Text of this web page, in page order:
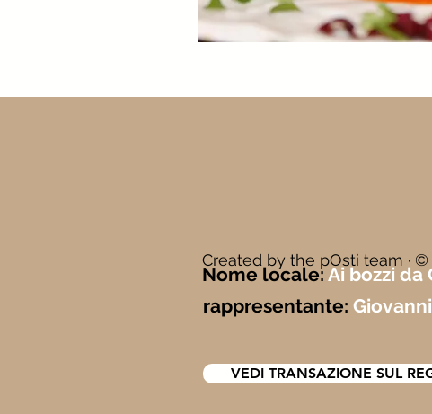
Nome locale:Ai bozzi da
rappresentante:
VEDI TRANSAZIONE SUL
Created by the pOsti team · ©